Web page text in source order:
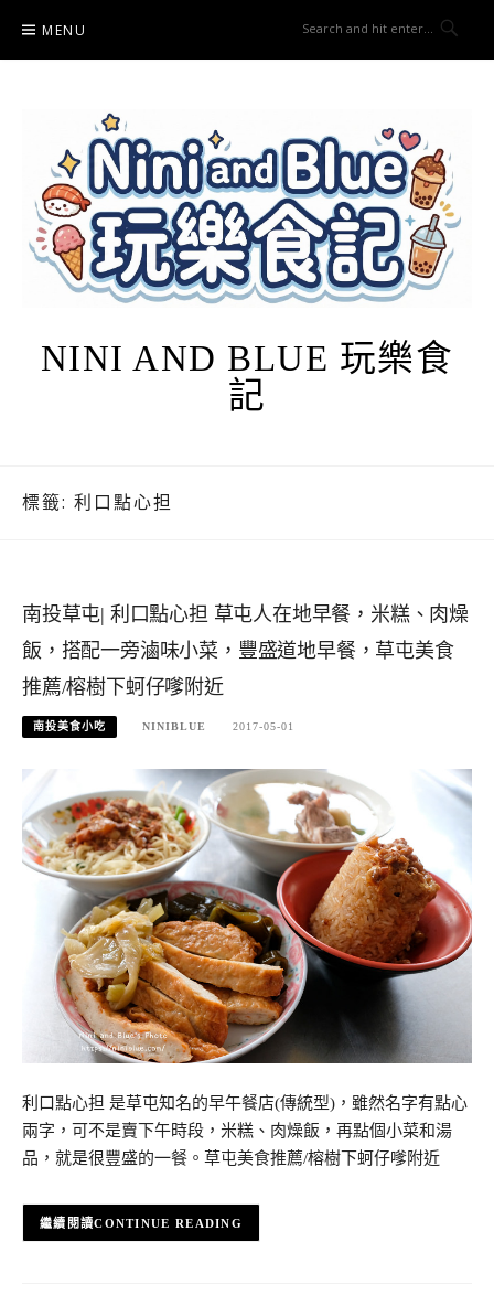
content
MENU
NINI AND BLUE 玩樂食
記
標籤: 利口點心担
南投草屯| 利口點心担 草屯人在地早餐，米糕、肉燥
飯，搭配一旁滷味小菜，豐盛道地早餐，草屯美食
推薦/榕樹下蚵仔嗲附近
南投美食小吃 NINIBLUE 2017-05-01
利口點心担 是草屯知名的早午餐店(傳統型)，雖然名字有點心
兩字，可不是賣下午時段，米糕、肉燥飯，再點個小菜和湯
品，就是很豐盛的一餐。草屯美食推薦/榕樹下蚵仔嗲附近
CONTINUE READING